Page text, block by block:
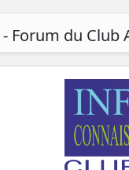
- Forum du Club